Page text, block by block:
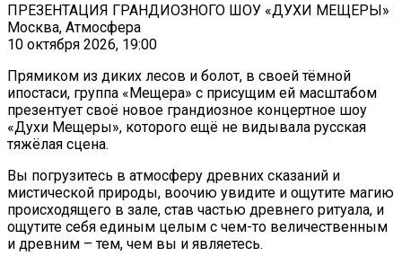
ПРЕЗЕНТАЦИЯ ГРАНДИОЗНОГО ШОУ «ДУХИ МЕЩЕРЫ»
Москва, Атмосфера
10 октября 2026, 19:00
Прямиком из диких лесов и болот, в своей тёмной
ипостаси, группа «Мещера» с присущим ей масштабом
презентует своё новое грандиозное концертное шоу
«Духи Мещеры», которого ещё не видывала русская
тяжёлая сцена.
Вы погрузитесь в атмосферу древних сказаний и
мистической природы, воочию увидите и ощутите магию
происходящего в зале, став частью древнего ритуала, и
ощутите себя единым целым с чем-то величественным
и древним – тем, чем вы и являетесь.